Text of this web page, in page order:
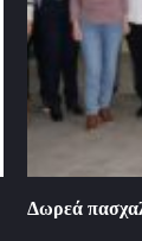
Δωρεά